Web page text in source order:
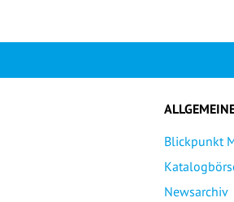
Blickpunkt
Newsarchiv